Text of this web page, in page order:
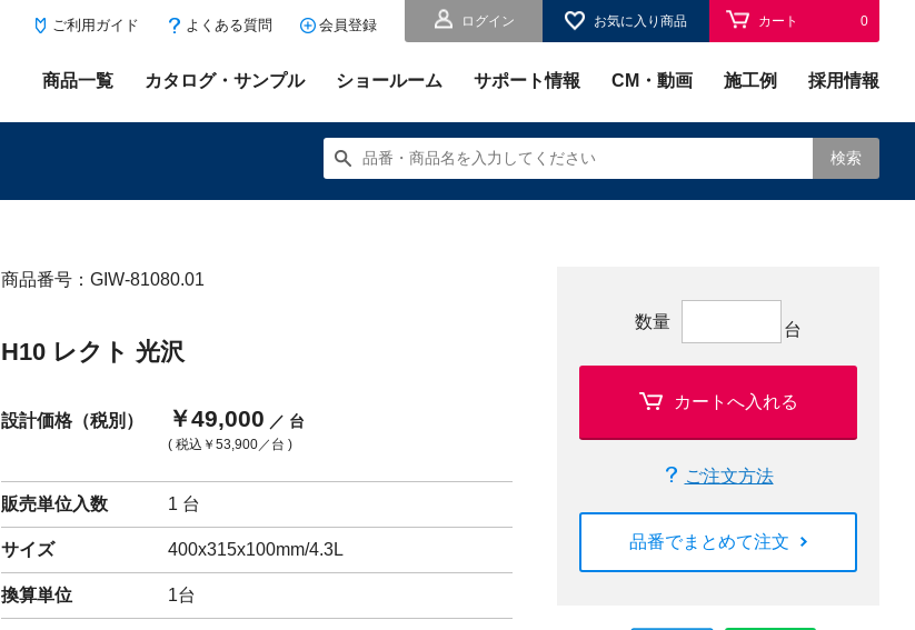
ログイン お気に入り商品 カート 0
ご利用ガイド よくある質問 会員登録
商品一覧 カタログ・サンプル ショールーム サポート情報 CM・動画 施工例 採用情報
検索
商品番号：GIW-81080.01
H10 レクト 光沢
設計価格（税別） ￥49,000 ／ 台
( 税込 ￥53,900／台 )
販売単位入数 1 台
サイズ 400x315x100mm/4.3L
換算単位 1台
数量 台
カートへ入れる
ご注文方法
品番でまとめて注文